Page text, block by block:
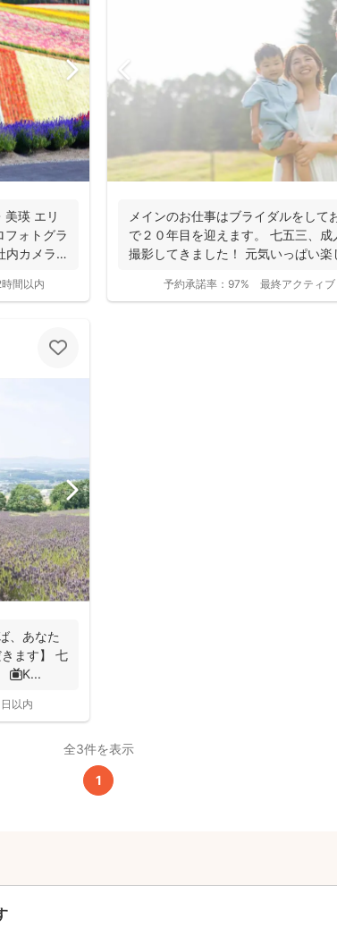
瑛 エリ
フォトグラ
内カメラ
間以内
メインのお仕事はブライダルをして
で２０年目を迎えます。 七五三、成
撮影してきました！ 元気いっぱい楽
予約承諾率： 97% 最終アクティブ
、あなた
ます】 七
📺K...
以内
全3件を表示
1
本料
(税込)